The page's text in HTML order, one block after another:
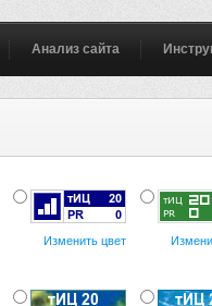
Анализ сайта
Изменить цвет